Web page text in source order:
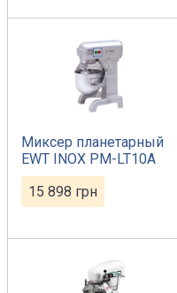
Миксер планетарный
EWT INOX PM-LT10A
15 898 грн